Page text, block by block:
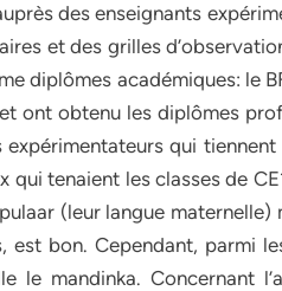
des enseignants
et des grilles
diplômes académiques: le
ont obtenu les diplômes
qui
qui tenaient les classes de
(leur langue
bon. Cependant, parmi
le mandinka. Concernant